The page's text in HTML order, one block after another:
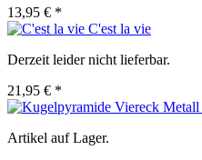
13,95 € *
C'est la vie
Derzeit leider nicht lieferbar.
21,95 € *
Artikel auf Lager.